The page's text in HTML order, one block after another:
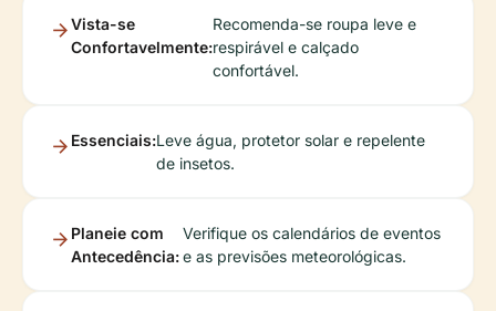
Vista-se
Confortavelmente:
Recomenda-se roupa leve e
respirável e calçado
confortável.
Essenciais:Leve água, protetor solar e repelente
de insetos.
Planeie com
Antecedência:
Verifique os calendários de eventos
e as previsões meteorológicas.